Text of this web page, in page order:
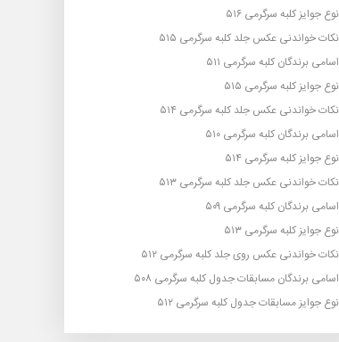
نوع جوایز کلبه سرگرمی ۵۱۶
نکات خواندنی عکس جلد کلبه سرگرمی ۵۱۵
اسامی برندگان کلبه سرگرمی ۵۱۱
نوع جوایز کلبه سرگرمی ۵۱۵
نکات خواندنی عکس جلد کلبه سرگرمی ۵۱۴
اسامی برندگان کلبه سرگرمی ۵۱۰
نوع جوایز کلبه سرگرمی ۵۱۴
نکات خواندنی عکس جلد کلبه سرگرمی ۵۱۳
اسامی برندگان کلبه سرگرمی ۵۰۹
نوع جوایز کلبه سرگرمی ۵۱۳
نکات خواندنی عکس روی جلد کلبه سرگرمی ۵۱۲
اسامی برندگان مسابقات جدول کلبه سرگرمی ۵۰۸
نوع جوایز مسابقات جدول کلبه سرگرمی ۵۱۲